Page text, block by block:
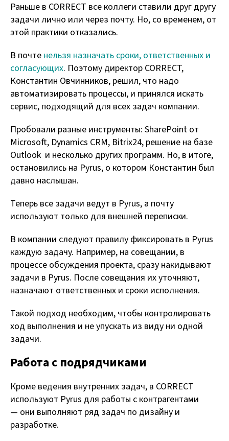
Раньше в CORRECT все коллеги ставили друг другу
задачи лично или через почту. Но, со временем, от
этой практики отказались.
В почте нельзя назначать сроки, ответственных и
согласующих. Поэтому директор CORRECT,
Константин Овчинников, решил, что надо
автоматизировать процессы, и принялся искать
сервис, подходящий для всех задач компании.
Пробовали разные инструменты: SharePoint от
Microsoft, Dynamics CRM, Bitrix24, решение на базе
Outlook и несколько других программ. Но, в итоге,
остановились на Pyrus, о котором Константин был
давно наслышан.
Теперь все задачи ведут в Pyrus, а почту
используют только для внешней переписки.
В компании следуют правилу фиксировать в Pyrus
каждую задачу. Например, на совещании, в
процессе обсуждения проекта, сразу накидывают
задачи в Pyrus. После совещания их уточняют,
назначают ответственных и сроки исполнения.
Такой подход необходим, чтобы контролировать
ход выполнения и не упускать из виду ни одной
задачи.
Работа с подрядчиками
Кроме ведения внутренних задач, в CORRECT
используют Pyrus для работы с контрагентами
— они выполняют ряд задач по дизайну и
разработке.